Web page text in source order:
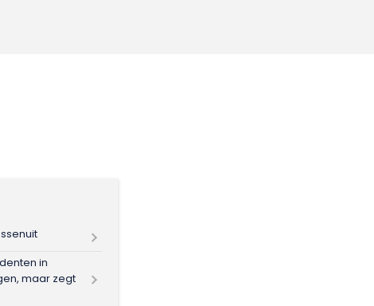
in
maar zegt